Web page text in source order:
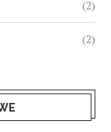
(2)
(2)